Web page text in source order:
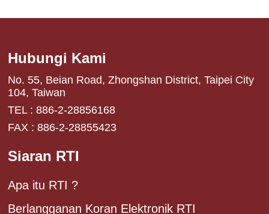
Hubungi Kami
No. 55, Beian Road, Zhongshan District, Taipei City
104, Taiwan
TEL : 886-2-28856168
FAX : 886-2-28855423
Siaran RTI
Apa itu RTI ?
Berlangganan Koran Elektronik RTI